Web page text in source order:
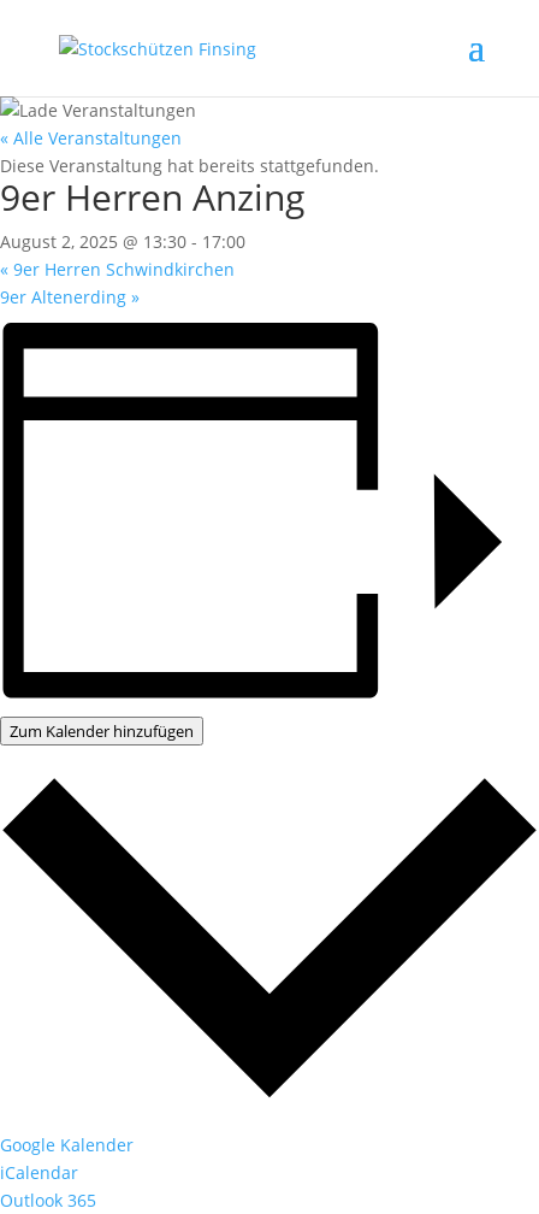
« Alle Veranstaltungen
Diese Veranstaltung hat bereits stattgefunden.
9er Herren Anzing
August 2, 2025 @ 13:30 - 17:00
« 9er Herren Schwindkirchen
9er Altenerding »
Zum Kalender hinzufügen
Google Kalender
iCalendar
Outlook 365